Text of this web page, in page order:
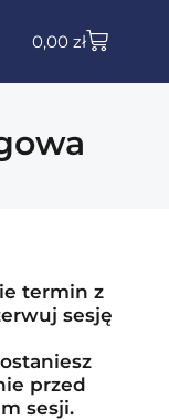
0,00 zł
termin z
sesję
przed
sesji.